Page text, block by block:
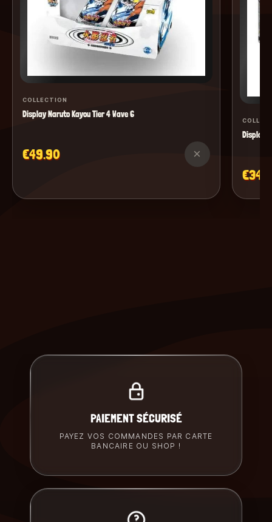
COLLECTION
Display Naruto Kayou Tier 4 Wave 6
€49.90 ×
Display
PAIEMENT SÉCURISÉ
PAYEZ VOS COMMANDES PAR CARTE
BANCAIRE OU SHOP !